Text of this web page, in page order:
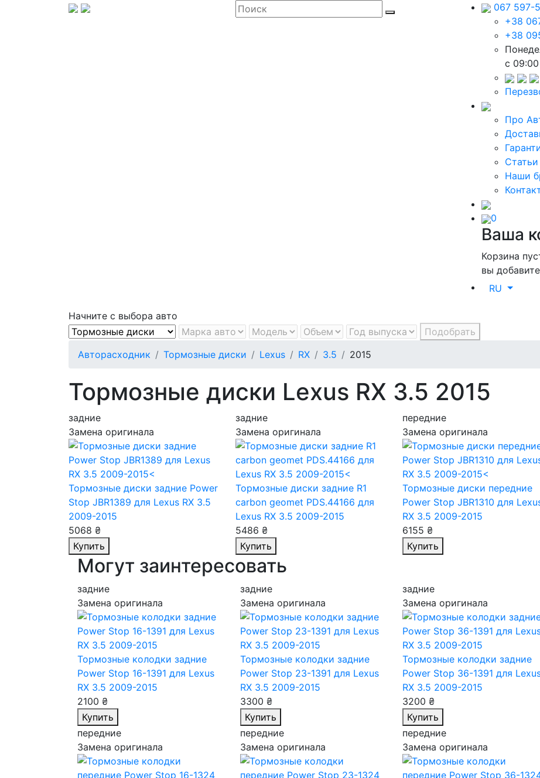
067 597-
+38
+38
c
Про
Наши
0
Ваша
Корзина
вы
RU
Начните с выбора авто
Подобрать
Авторасходник
Тормозные диски Lexus RX 3.5 2015
Тормозные диски Lexus RX 3.5 2015
задние
Замена оригинала
Тормозные диски задние Power
Stop JBR1389 для Lexus RX 3.5
2009-2015
5068 ₴
Купить
задние
Замена оригинала
Тормозные диски задние R1
carbon geomet PDS.44166 для
Lexus RX 3.5 2009-2015
5486 ₴
Купить
передние
Замена оригинала
Тормозные диски передние
Power Stop JBR1310 для
RX 3.5 2009-2015
6155 ₴
Купить
Могут заинтересовать
задние
Замена оригинала
Тормозные колодки задние
Power Stop 16-1391 для Lexus
RX 3.5 2009-2015
2100 ₴
Купить
задние
Замена оригинала
Тормозные колодки задние
Power Stop 23-1391 для Lexus
RX 3.5 2009-2015
3300 ₴
Купить
задние
Замена оригинала
Тормозные колодки задние
Power Stop 36-1391 для
RX 3.5 2009-2015
3200 ₴
Купить
передние
Замена оригинала
передние
Замена оригинала
передние
Замена оригинала